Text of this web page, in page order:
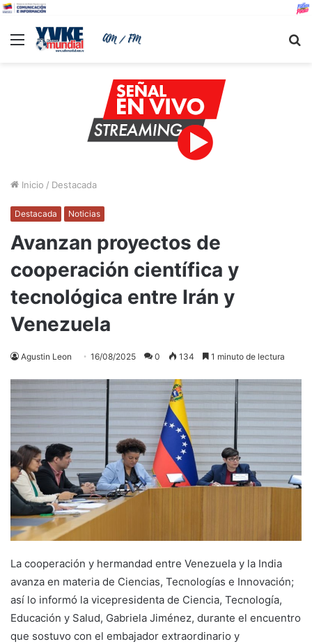
Menu
Inicio / Destacada
Destacada Noticias
Avanzan proyectos de
cooperación científica y
tecnológica entre Irán y
Venezuela
Agustin Leon 16/08/2025 0 134 1 minuto de lectura
La cooperación y hermandad entre Venezuela y la India
avanza en materia de Ciencias, Tecnologías e Innovación;
así lo informó la vicepresidenta de Ciencia, Tecnología,
Educación y Salud, Gabriela Jiménez, durante el encuentro
que sostuvo con el embajador extraordinario y